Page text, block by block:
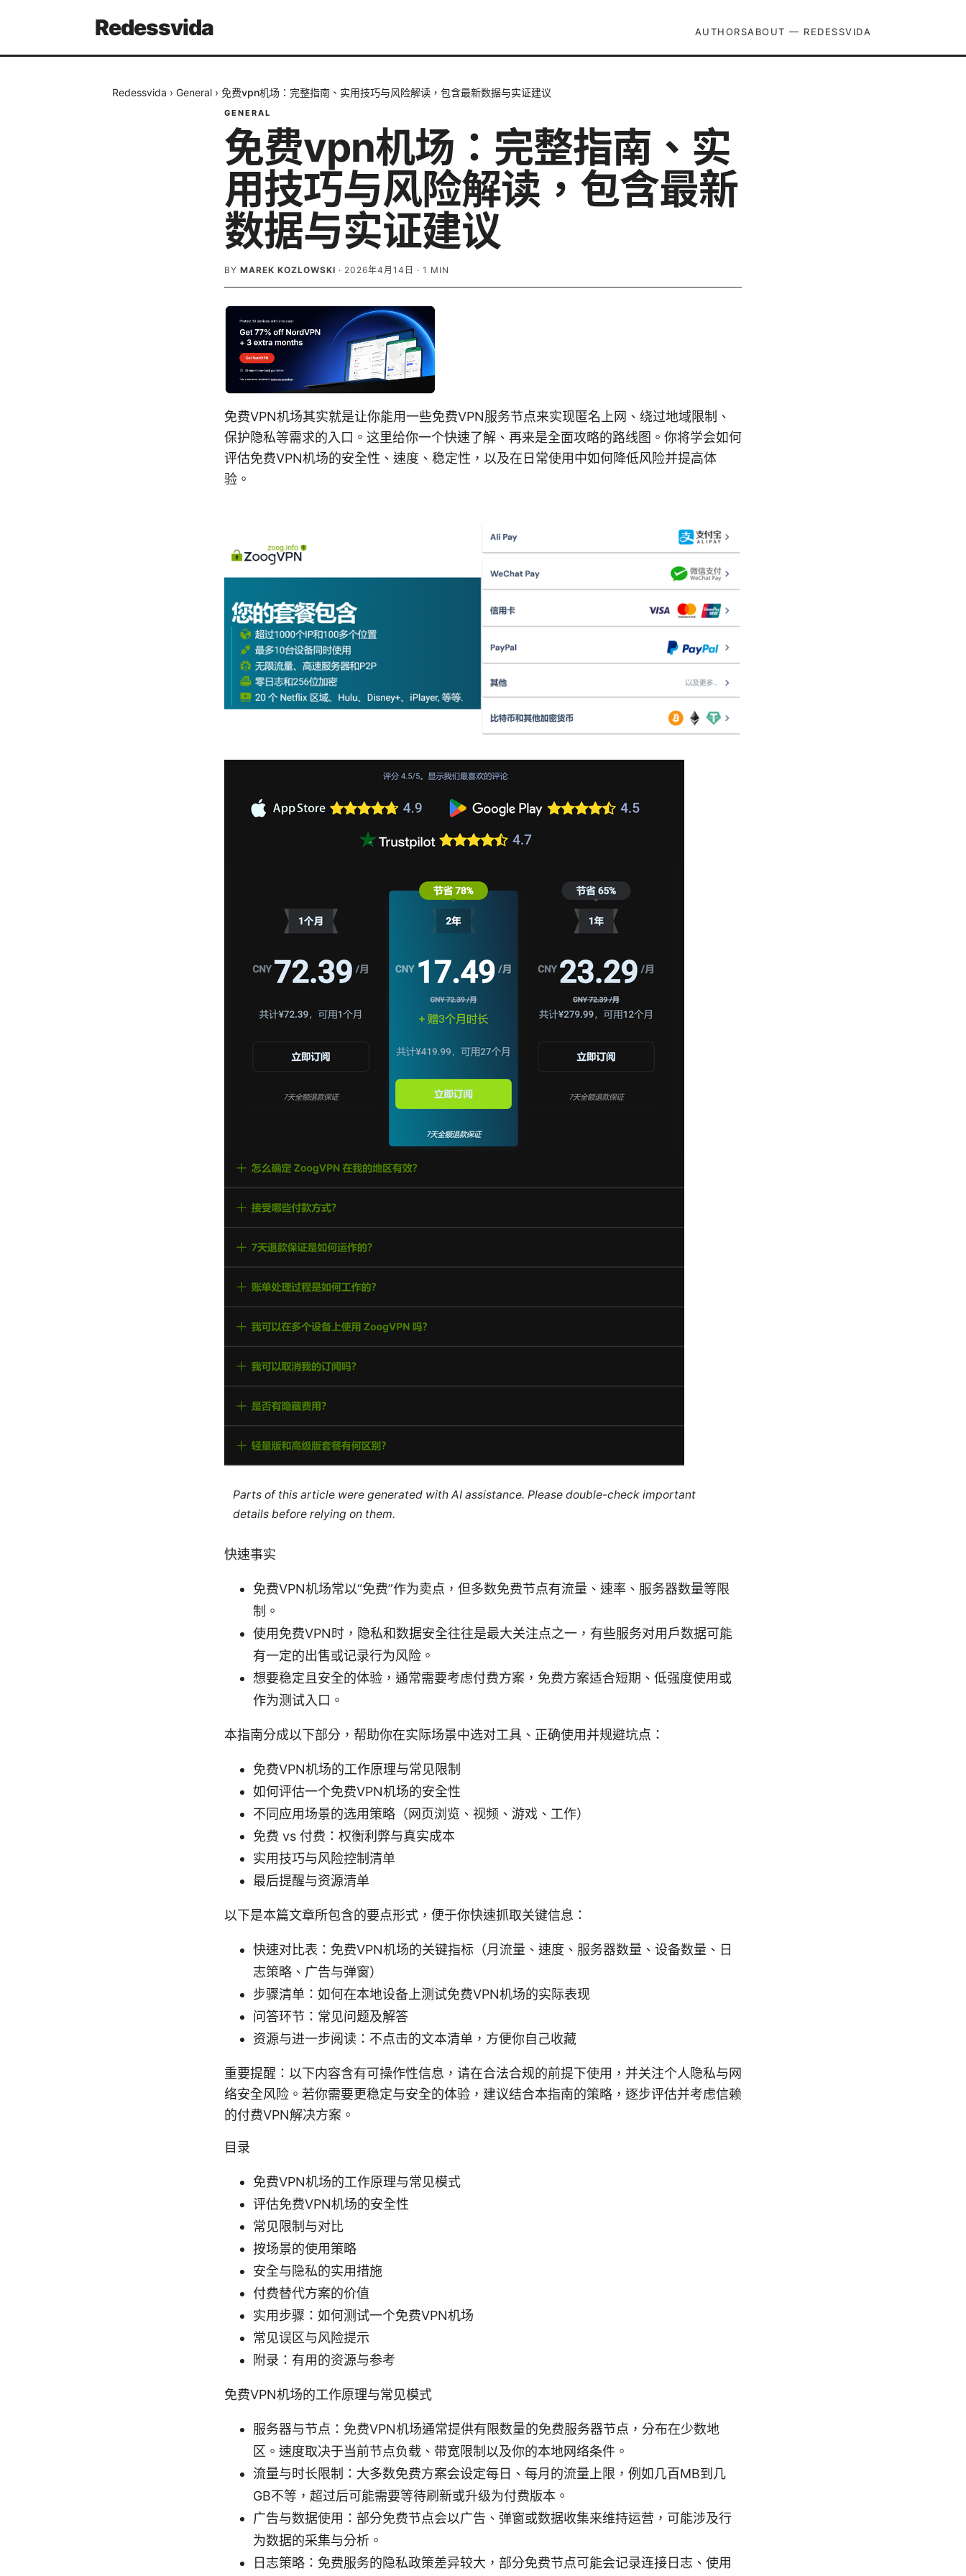
Redessvida AUTHORSABOUT — REDESSVIDA
Redessvida › General › 免费vpn机场：完整指南、实用技巧与风险解读，包含最新数据与实证建议
GENERAL
免费vpn机场：完整指南、实
用技巧与风险解读，包含最新
数据与实证建议
BY MAREK KOZLOWSKI · 2026年4月14日 · 1 MIN
免费VPN机场其实就是让你能用一些免费VPN服务节点来实现匿名上网、绕过地域限制、
保护隐私等需求的入口。这里给你一个快速了解、再来是全面攻略的路线图。你将学会如何
评估免费VPN机场的安全性、速度、稳定性，以及在日常使用中如何降低风险并提高体
验。
Parts of this article were generated with AI assistance. Please double-check important
details before relying on them.
快速事实
免费VPN机场常以“免费”作为卖点，但多数免费节点有流量、速率、服务器数量等限
制。
使用免费VPN时，隐私和数据安全往往是最大关注点之一，有些服务对用户数据可能
有一定的出售或记录行为风险。
想要稳定且安全的体验，通常需要考虑付费方案，免费方案适合短期、低强度使用或
作为测试入口。
本指南分成以下部分，帮助你在实际场景中选对工具、正确使用并规避坑点：
免费VPN机场的工作原理与常见限制
如何评估一个免费VPN机场的安全性
不同应用场景的选用策略（网页浏览、视频、游戏、工作）
免费 vs 付费：权衡利弊与真实成本
实用技巧与风险控制清单
最后提醒与资源清单
以下是本篇文章所包含的要点形式，便于你快速抓取关键信息：
快速对比表：免费VPN机场的关键指标（月流量、速度、服务器数量、设备数量、日
志策略、广告与弹窗）
步骤清单：如何在本地设备上测试免费VPN机场的实际表现
问答环节：常见问题及解答
资源与进一步阅读：不点击的文本清单，方便你自己收藏
重要提醒：以下内容含有可操作性信息，请在合法合规的前提下使用，并关注个人隐私与网
络安全风险。若你需要更稳定与安全的体验，建议结合本指南的策略，逐步评估并考虑信赖
的付费VPN解决方案。
目录
免费VPN机场的工作原理与常见模式
评估免费VPN机场的安全性
常见限制与对比
按场景的使用策略
安全与隐私的实用措施
付费替代方案的价值
实用步骤：如何测试一个免费VPN机场
常见误区与风险提示
附录：有用的资源与参考
免费VPN机场的工作原理与常见模式
服务器与节点：免费VPN机场通常提供有限数量的免费服务器节点，分布在少数地
区。速度取决于当前节点负载、带宽限制以及你的本地网络条件。
流量与时长限制：大多数免费方案会设定每日、每月的流量上限，例如几百MB到几
GB不等，超过后可能需要等待刷新或升级为付费版本。
广告与数据使用：部分免费节点会以广告、弹窗或数据收集来维持运营，可能涉及行
为数据的采集与分析。
日志策略：免费服务的隐私政策差异较大，部分免费节点可能会记录连接日志、使用